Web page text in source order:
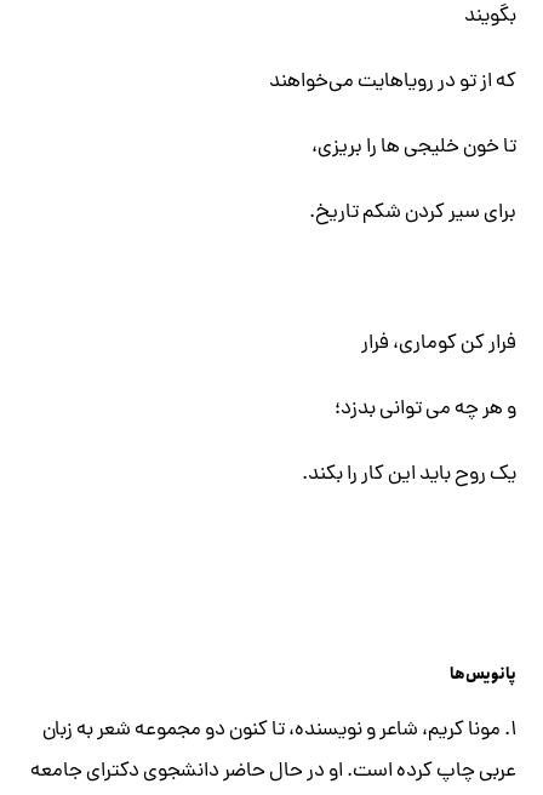
بگویند
که از تو در رویاهایت می‌خواهند
تا خون خلیجی ها را بریزی،
برای سیر کردن شکم تاریخ.
فرار کن کوماری، فرار
و هر چه می توانی بدزد؛
یک روح باید این کار را بکند.
پانویس‌ها
۱. مونا کریم، شاعر و نویسنده، تا کنون دو مجموعه شعر به زبان
عربی چاپ کرده است. او در حال حاضر دانشجوی دکترای جامعه